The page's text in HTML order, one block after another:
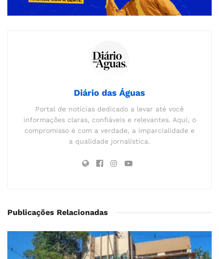
Diário das Águas
Portal de notícias dedicado a levar até você
informações claras, confiáveis e relevantes. Aqui, o
compromisso é com a verdade, a imparcialidade e
a qualidade jornalística.
Publicações Relacionadas